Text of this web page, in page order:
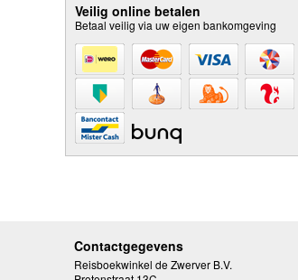
Veilig online betalen
Betaal veilig via uw eigen bankomgeving
Contactgegevens
Reisboekwinkel de Zwerver B.V.